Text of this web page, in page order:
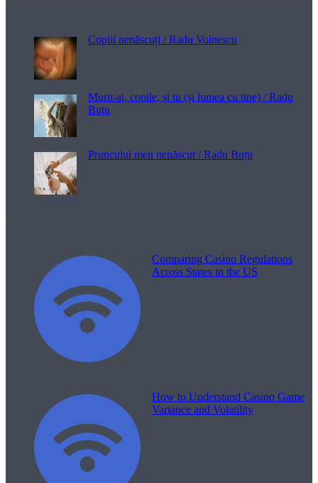
Copiii nenăscuți / Radu Voinescu
Murit-ai, copile, și tu (și lumea cu tine) / Radu
Buțu
Pruncului meu nenăscut / Radu Buțu
Comparing Casino Regulations
Across States in the US
How to Understand Casino Game
Variance and Volatility